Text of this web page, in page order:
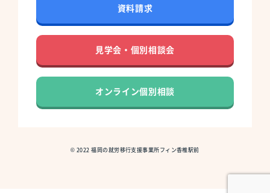
資料請求
見学会・個別相談会
オンライン個別相談
© 2022福岡の就労移行支援事業所フィン香椎駅前